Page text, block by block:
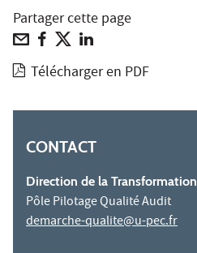
Partager cette page
Télécharger en PDF
CONTACT
Direction de la Transformation
Pôle Pilotage Qualité Audit
demarche-qualite@u-pec.fr